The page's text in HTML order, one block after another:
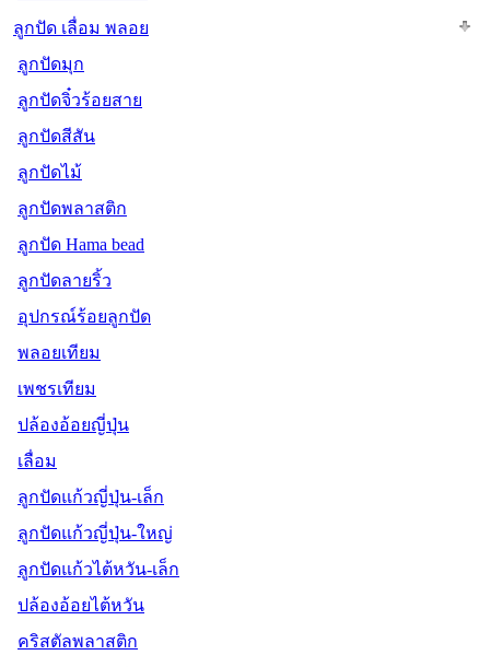
ลูกปัด เลื่อม พลอย
ลูกปัดมุก
ลูกปัดจิ๋วร้อยสาย
ลูกปัดสีสัน
ลูกปัดไม้
ลูกปัดพลาสติก
ลูกปัด Hama bead
ลูกปัดลายริ้ว
อุปกรณ์ร้อยลูกปัด
พลอยเทียม
เพชรเทียม
ปล้องอ้อยญี่ปุ่น
เลื่อม
ลูกปัดแก้วญี่ปุ่น-เล็ก
ลูกปัดแก้วญี่ปุ่น-ใหญ่
ลูกปัดแก้วไต้หวัน-เล็ก
ปล้องอ้อยไต้หวัน
คริสตัลพลาสติก